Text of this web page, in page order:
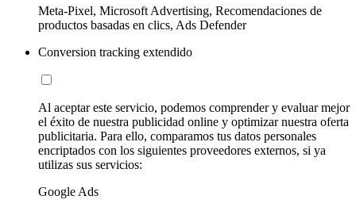
Meta-Pixel, Microsoft Advertising, Recomendaciones de
productos basadas en clics, Ads Defender
Conversion tracking extendido
Al aceptar este servicio, podemos comprender y evaluar mejor
el éxito de nuestra publicidad online y optimizar nuestra oferta
publicitaria. Para ello, comparamos tus datos personales
encriptados con los siguientes proveedores externos, si ya
utilizas sus servicios:
Google Ads